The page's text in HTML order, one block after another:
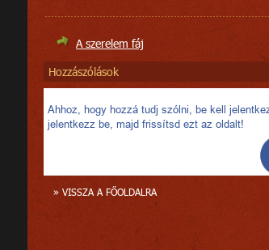
A szerelem fáj
Hozzászólások
Ahhoz, hogy hozzá tudj szólni, be kell
jelentkezz be, majd frissítsd ezt az oldalt!
» VISSZA A FŐOLDALRA